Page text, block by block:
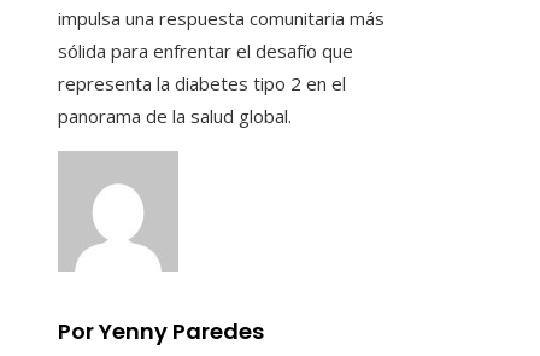
impulsa una respuesta comunitaria más
sólida para enfrentar el desafío que
representa la diabetes tipo 2 en el
panorama de la salud global.
Por Yenny Paredes